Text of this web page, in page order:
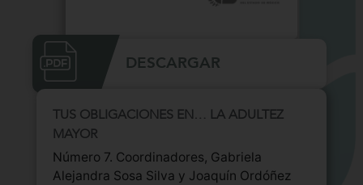
DESCARGAR
TUS OBLIGACIONES EN… LA ADULTEZ
MAYOR
Número 7. Coordinadores, Gabriela
Alejandra Sosa Silva y Joaquín Ordóñez